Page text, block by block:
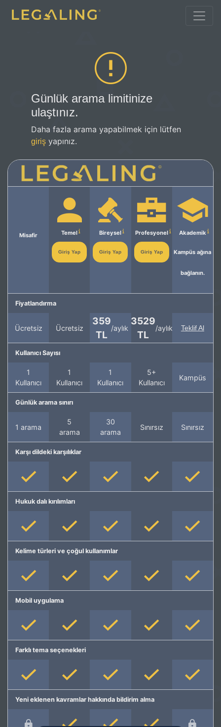
Günlük arama limitinize
ulaştınız.
Daha fazla arama yapabilmek için lütfen
giriş yapınız.
Misafir Temel
Giriş Yap
Bireysel
Giriş Yap
Profesyonel
Giriş Yap
Akademik
Kampüs ağına
bağlanın.
Fiyatlandırma
Ücretsiz Ücretsiz
359
TL
/aylık
3529
TL
/aylık Teklif Al
Kullanıcı Sayısı
1
Kullanıcı
1
Kullanıcı
1
Kullanıcı
5+
Kullanıcı
Kampüs
Günlük arama sınırı
1 arama
5
arama
30
arama
Sınırsız Sınırsız
Karşı dildeki karşılıklar
Hukuk dalı kırılımları
Kelime türleri ve çoğul kullanımlar
Mobil uygulama
Farklı tema seçenekleri
Yeni eklenen kavramlar hakkında bildirim alma